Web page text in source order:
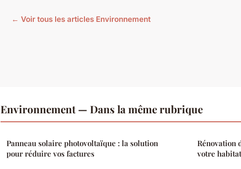
← Voir tous les articles Environnement
Environnement — Dans la même rubrique
Panneau solaire photovoltaïque : la solution
pour réduire vos factures
Rénovation
votre habitat